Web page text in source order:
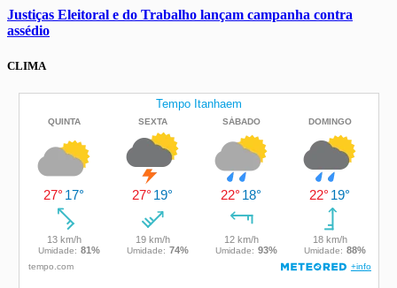
Justiças Eleitoral e do Trabalho lançam campanha contra
assédio
CLIMA